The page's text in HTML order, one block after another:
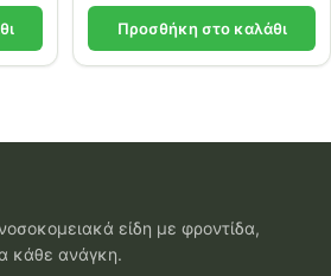
Προσθήκη στο καλάθι
είδη με φροντίδα,
κάθε ανάγκη.